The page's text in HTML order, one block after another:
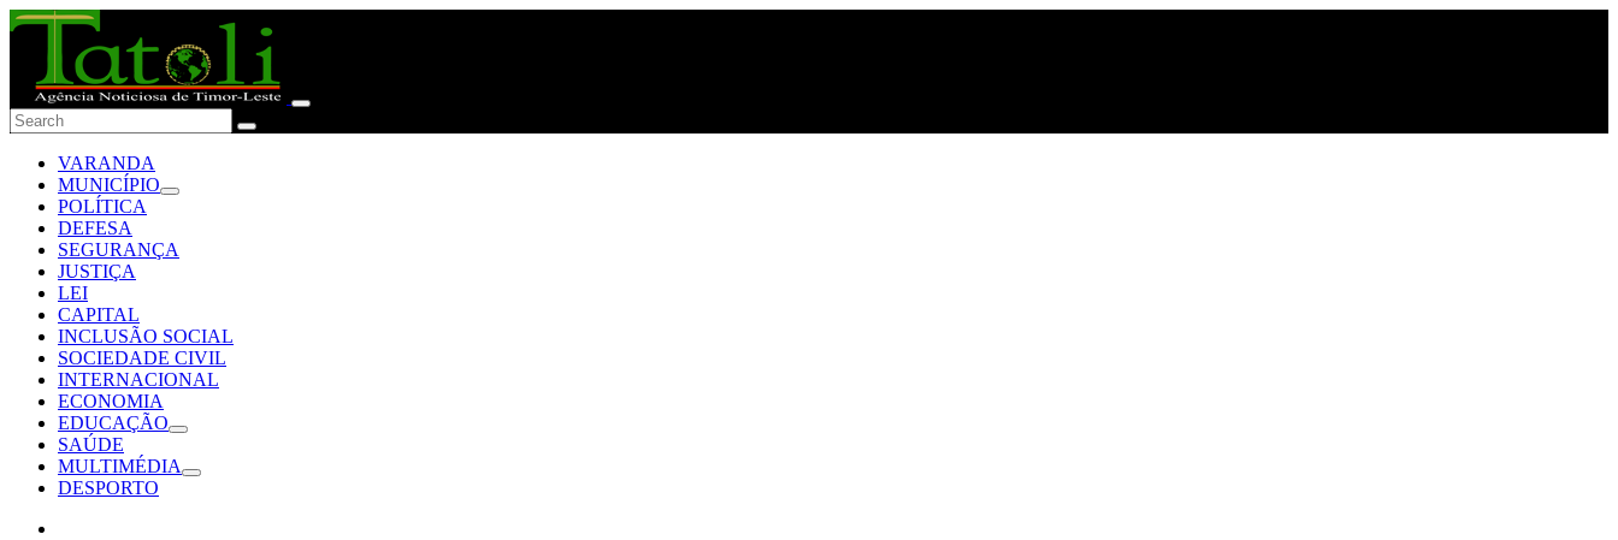
VARANDA
MUNICÍPIO
POLÍTICA
DEFESA
SEGURANÇA
JUSTIÇA
LEI
CAPITAL
INCLUSÃO SOCIAL
SOCIEDADE CIVIL
INTERNACIONAL
ECONOMIA
EDUCAÇÃO
SAÚDE
MULTIMÉDIA
DESPORTO